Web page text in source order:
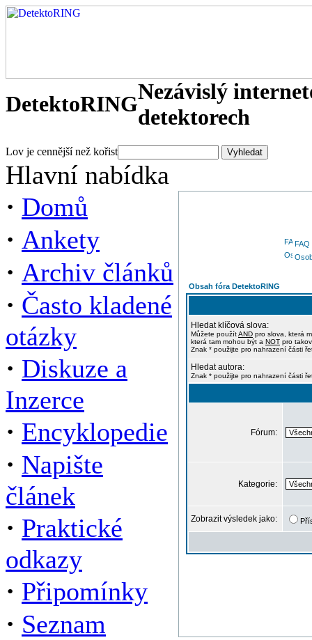
DetektoRINGNezávislý
detektorech
Lov je cennější než kořist
Hlavní nabídka
· Domů
· Ankety
· Archiv článků
· Často kladené
otázky
· Diskuze a
Inzerce
· Encyklopedie
· Napište
článek
· Praktické
odkazy
· Připomínky
· Seznam
FAQ
Obsah fóra DetektoRING
Hledat klíčová slova:
Můžete použítAND pro slova, která
která tam mohou být a NOT pro
Znak * použijte pro nahrazení části
Hledat autora:
Znak * použijte pro nahrazení části
Fórum:
Kategorie:
Zobrazit výsledek jako: